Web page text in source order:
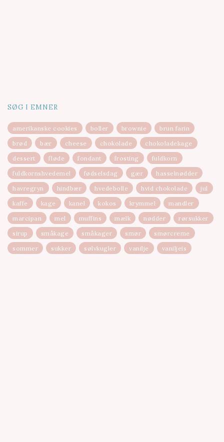
SØG I EMNER
amerikanske cookies boller brownie
brun farin
brød
bær cheese chokolade
chokoladekage
dessert
fløde fondant frosting
fuldkorn
fuldkornshvedemel
fødselsdag gær
hasselnødder
havregryn
hindbær hvedebolle hvid chokolade
jul
kaffe
kage kanel kokos krymmel
mandler
marcipan
mel muffins mælk nødder
rørsukker
sirup
småkage småkager smør
smørcreme
sommer
sukker sølvkugler vanilje vaniljeis